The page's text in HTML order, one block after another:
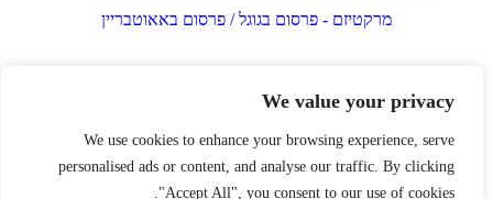
We value your privacy
We use cookies to enhance your browsing experience, serve
personalised ads or content, and analyse our traffic. By clicking
"Accept All", you consent to our use of cookies.
מרקטיזם - פרסום בגוגל / פרסום באאוטבריין